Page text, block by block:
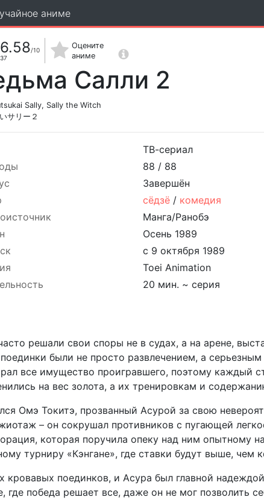
аниме
6.58/10
37
Оцените
аниме
Салли 2
Sally, Sally the Witch
サリー２
ТВ-сериал
88 / 88
Завершён
сёдзё / комедия
Манга/Ранобэ
Осень 1989
с 9 октября 1989
Toei Animation
20 мин. ~ серия
решали свои споры не в судах, а на арене,
были не просто развлечением, а
все имущество проигравшего, поэтому каждый
на вес золота, а их тренировкам и
Омэ Токитэ, прозванный Асурой за свою
– он сокрушал противников с пугающей
которая поручила опеку над ним опытному
турниру «Кэнгане», где ставки будут выше, чем
кровавых поединков, и Асура был главной
где победа решает все, даже он не мог позволить